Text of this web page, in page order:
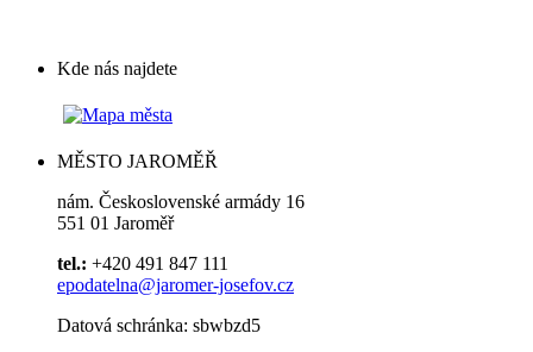
Kde nás najdete
MĚSTO JAROMĚŘ
nám. Československé armády 16
551 01 Jaroměř
tel.: +420 491 847 111
epodatelna@jaromer-josefov.cz
Datová schránka: sbwbzd5